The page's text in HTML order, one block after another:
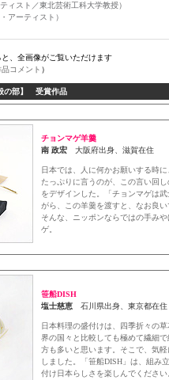
ィスト／東北芸術工科大学教授）
アーティスト）
、全画像がご覧いただけます
品コメント ）
の部】 受賞作品
チョンマゲ羊羹
南 政宏 大阪府出身、滋賀在住
日本では、人に何かお願いする時
たっぷりに言うのが、この言い回
をデザインした。「チョンマゲは
がら、この羊羹を渡すと、なお良
そんな、ニッポンならではの手み
ゲ。
笹船DISH
塩士慈恵 石川県出身、東京都在住
日本料理の盛付けは、四季折々の
界の国々と比較しても極めて繊細
方も多いと思います。そこで、気
しました。「笹船DISH」は、組み
付け日本らしさを楽しんでください